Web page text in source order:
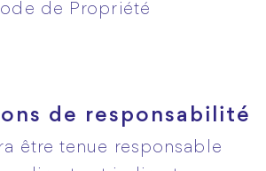
de Propriété
de responsabilité
être tenue responsable